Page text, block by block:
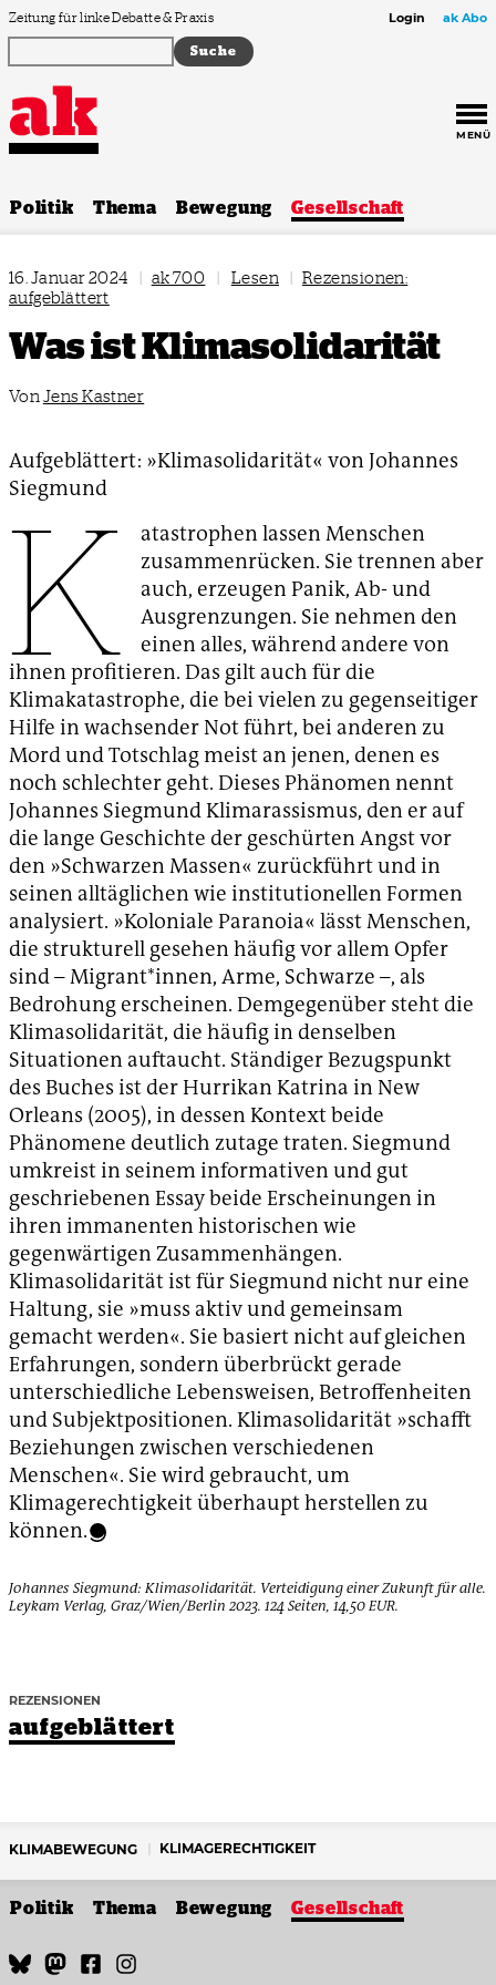
Zum Inhalt springen
Zeitung für linke Debatte & Praxis Login ak Abo
MENÜ
Politik Thema Bewegung Gesellschaft
16. Januar 2024 | ak 700 | Lesen | Rezensionen:
aufgeblättert
Was ist Klimasolidarität
Von Jens Kastner
Aufgeblättert: »Klimasolidarität« von Johannes
Siegmund
K
atastrophen lassen Menschen
zusammenrücken. Sie trennen aber
auch, erzeugen Panik, Ab- und
Ausgrenzungen. Sie nehmen den
einen alles, während andere von
ihnen profitieren. Das gilt auch für die
Klimakatastrophe, die bei vielen zu gegenseitiger
Hilfe in wachsender Not führt, bei anderen zu
Mord und Totschlag meist an jenen, denen es
noch schlechter geht. Dieses Phänomen nennt
Johannes Siegmund Klimarassismus, den er auf
die lange Geschichte der geschürten Angst vor
den »Schwarzen Massen« zurückführt und in
seinen alltäglichen wie institutionellen Formen
analysiert. »Koloniale Paranoia« lässt Menschen,
die strukturell gesehen häufig vor allem Opfer
sind – Migrant*innen, Arme, Schwarze –, als
Bedrohung erscheinen. Demgegenüber steht die
Klimasolidarität, die häufig in denselben
Situationen auftaucht. Ständiger Bezugspunkt
des Buches ist der Hurrikan Katrina in New
Orleans (2005), in dessen Kontext beide
Phänomene deutlich zutage traten. Siegmund
umkreist in seinem informativen und gut
geschriebenen Essay beide Erscheinungen in
ihren immanenten historischen wie
gegenwärtigen Zusammenhängen.
Klimasolidarität ist für Siegmund nicht nur eine
Haltung, sie »muss aktiv und gemeinsam
gemacht werden«. Sie basiert nicht auf gleichen
Erfahrungen, sondern überbrückt gerade
unterschiedliche Lebensweisen, Betroffenheiten
und Subjektpositionen. Klimasolidarität »schafft
Beziehungen zwischen verschiedenen
Menschen«. Sie wird gebraucht, um
Klimagerechtigkeit überhaupt herstellen zu
können.
Johannes Siegmund: Klimasolidarität. Verteidigung einer Zukunft für alle.
Leykam Verlag, Graz/Wien/Berlin 2023. 124 Seiten, 14,50 EUR.
REZENSIONEN
aufgeblättert
KLIMABEWEGUNG KLIMAGERECHTIGKEIT
Politik Thema Bewegung Gesellschaft